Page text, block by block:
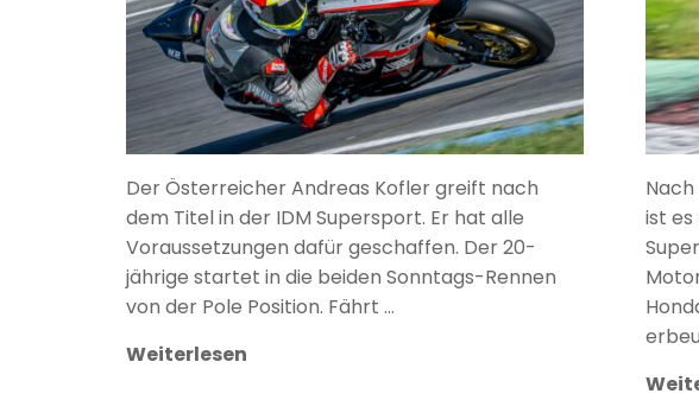
Der Österreicher Andreas Kofler greift nach
dem Titel in der IDM Supersport. Er hat alle
Voraussetzungen dafür geschaffen. Der 20-
jährige startet in die beiden Sonntags-Rennen
von der Pole Position. Fährt …
Weiterlesen
ist es